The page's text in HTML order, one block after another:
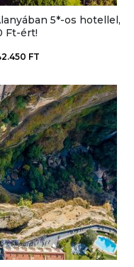
5*-os hotellel,
Ft-ért!
FT